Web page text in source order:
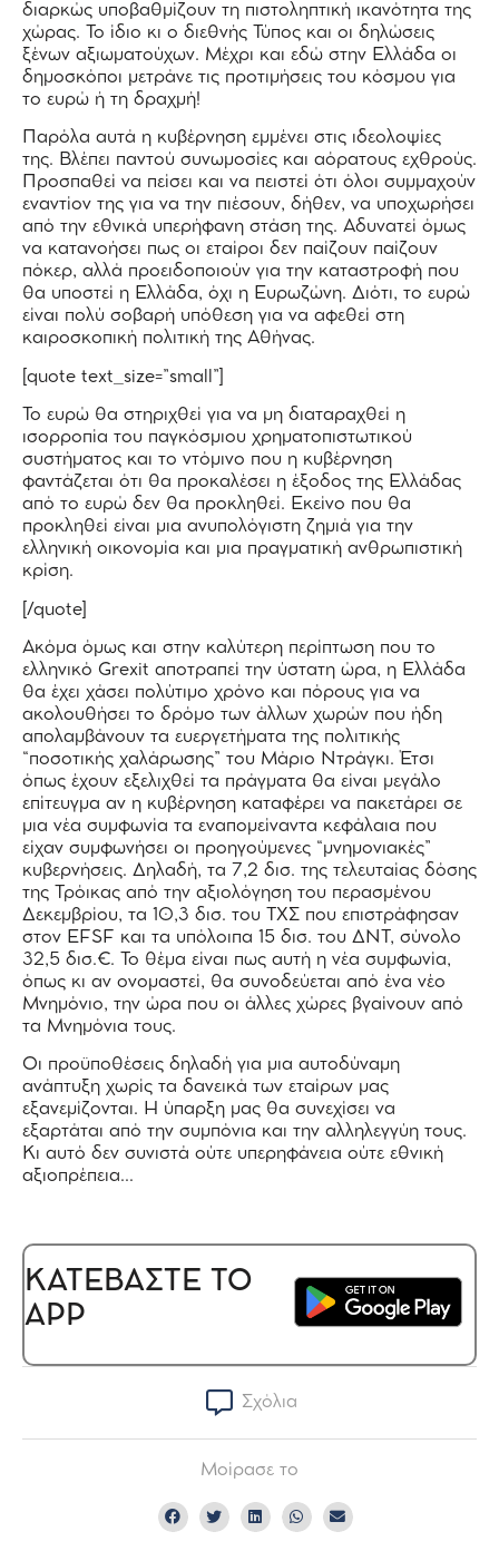
διαρκώς υποβαθμίζουν τη πιστοληπτική ικανότητα της
χώρας. Το ίδιο κι ο διεθνής Τύπος και οι δηλώσεις
ξένων αξιωματούχων. Μέχρι και εδώ στην Ελλάδα οι
δημοσκόποι μετράνε τις προτιμήσεις του κόσμου για
το ευρώ ή τη δραχμή!
Παρόλα αυτά η κυβέρνηση εμμένει στις ιδεολοψίες
της. Βλέπει παντού συνωμοσίες και αόρατους εχθρούς.
Προσπαθεί να πείσει και να πειστεί ότι όλοι συμμαχούν
εναντίον της για να την πιέσουν, δήθεν, να υποχωρήσει
από την εθνικά υπερήφανη στάση της. Αδυνατεί όμως
να κατανοήσει πως οι εταίροι δεν παίζουν παίζουν
πόκερ, αλλά προειδοποιούν για την καταστροφή που
θα υποστεί η Ελλάδα, όχι η Ευρωζώνη. Διότι, το ευρώ
είναι πολύ σοβαρή υπόθεση για να αφεθεί στη
καιροσκοπική πολιτική της Αθήνας.
[quote text_size=”small”]
Το ευρώ θα στηριχθεί για να μη διαταραχθεί η
ισορροπία του παγκόσμιου χρηματοπιστωτικού
συστήματος και το ντόμινο που η κυβέρνηση
φαντάζεται ότι θα προκαλέσει η έξοδος της Ελλάδας
από το ευρώ δεν θα προκληθεί. Εκείνο που θα
προκληθεί είναι μια ανυπολόγιστη ζημιά για την
ελληνική οικονομία και μια πραγματική ανθρωπιστική
κρίση.
[/quote]
Ακόμα όμως και στην καλύτερη περίπτωση που το
ελληνικό Grexit αποτραπεί την ύστατη ώρα, η Ελλάδα
θα έχει χάσει πολύτιμο χρόνο και πόρους για να
ακολουθήσει το δρόμο των άλλων χωρών που ήδη
απολαμβάνουν τα ευεργετήματα της πολιτικής
“ποσοτικής χαλάρωσης” του Μάριο Ντράγκι. Έτσι
όπως έχουν εξελιχθεί τα πράγματα θα είναι μεγάλο
επίτευγμα αν η κυβέρνηση καταφέρει να πακετάρει σε
μια νέα συμφωνία τα εναπομείναντα κεφάλαια που
είχαν συμφωνήσει οι προηγούμενες “μνημονιακές”
κυβερνήσεις. Δηλαδή, τα 7,2 δισ. της τελευταίας δόσης
της Τρόικας από την αξιολόγηση του περασμένου
Δεκεμβρίου, τα 10,3 δισ. του ΤΧΣ που επιστράφησαν
στον EFSF και τα υπόλοιπα 15 δισ. του ΔΝΤ, σύνολο
32,5 δισ.€. Το θέμα είναι πως αυτή η νέα συμφωνία,
όπως κι αν ονομαστεί, θα συνοδεύεται από ένα νέο
Μνημόνιο, την ώρα που οι άλλες χώρες βγαίνουν από
τα Μνημόνια τους.
Οι προϋποθέσεις δηλαδή για μια αυτοδύναμη
ανάπτυξη χωρίς τα δανεικά των εταίρων μας
εξανεμίζονται. Η ύπαρξη μας θα συνεχίσει να
εξαρτάται από την συμπόνια και την αλληλεγγύη τους.
Κι αυτό δεν συνιστά ούτε υπερηφάνεια ούτε εθνική
αξιοπρέπεια…
ΚΑΤΕΒΑΣΤΕ ΤΟ
APP
Σχόλια
Μοίρασε το